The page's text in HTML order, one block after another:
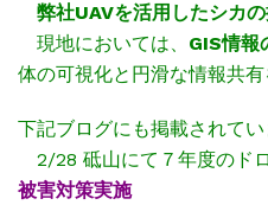
弊社UAVを活用したシカ
現地においては、 GIS情報
体の可視化と円滑な情報共有
下記ブログにも掲載されてい
2/28 砥山にて７年度のド
被害対策実施